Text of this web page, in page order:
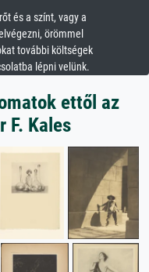
és a színt, vagy a
örömmel
további költségek
lépni velünk.
ettől az
F. Kales